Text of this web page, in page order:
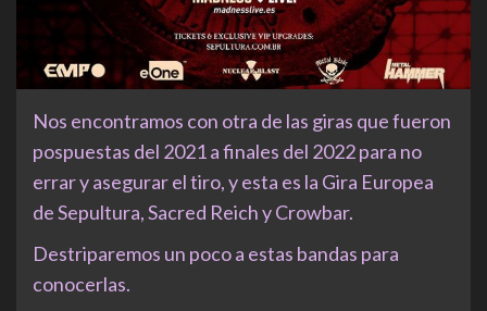
Nos encontramos con otra de las giras que fueron
pospuestas del 2021 a finales del 2022 para no
errar y asegurar el tiro, y esta es la Gira Europea
de Sepultura, Sacred Reich y Crowbar.
Destriparemos un poco a estas bandas para
conocerlas.